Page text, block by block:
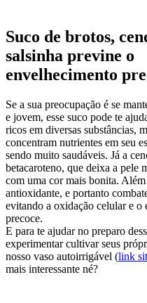
Suco de brotos,
salsinha previne o
envelhecimento
Se a sua preocupação é se
e jovem, esse suco pode te
ricos em diversas substâncias,
concentram nutrientes em seu
sendo muito saudáveis. Já a
betacaroteno, que deixa a pele
com uma cor mais bonita. Além
antioxidante, e portanto
evitando a oxidação celular e o
precoce.
E para te ajudar no preparo
experimentar cultivar seus
nosso vaso autoirrigável (link
mais interessante né?